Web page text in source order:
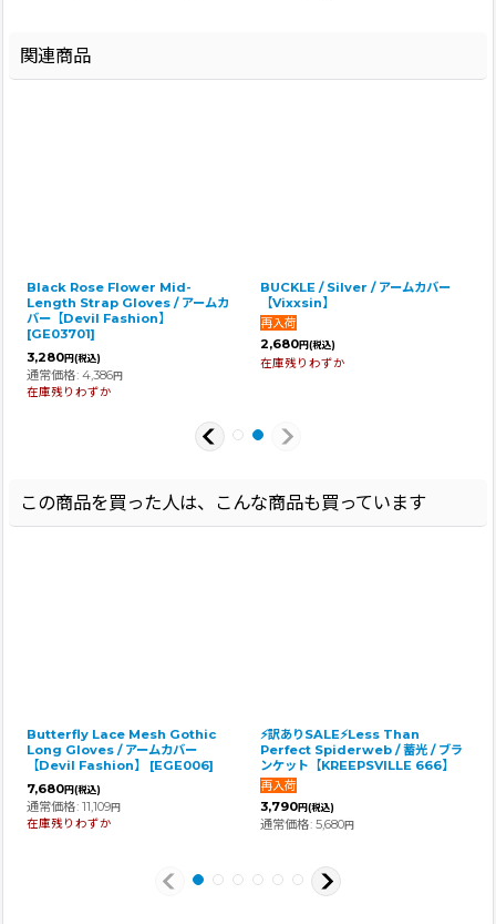
関連商品
Black Rose Flower Mid-
Length Strap Gloves / アームカ
バー【Devil Fashion】
[GE03701]
3,280円 (税込)
通常価格: 4,386円
在庫残りわずか
BUCKLE / Silver / アームカバー
【Vixxsin】
2,680円 (税込)
在庫残りわずか
この商品を買った人は、こんな商品も買っています
Butterfly Lace Mesh Gothic
Long Gloves / アームカバー
【Devil Fashion】
[EGE006]
7,680円 (税込)
通常価格: 11,109円
在庫残りわずか
⚡訳ありSALE⚡Less Than
Perfect Spiderweb / 蓄光 / ブラ
ンケット【KREEPSVILLE 666】
3,790円 (税込)
通常価格: 5,680円